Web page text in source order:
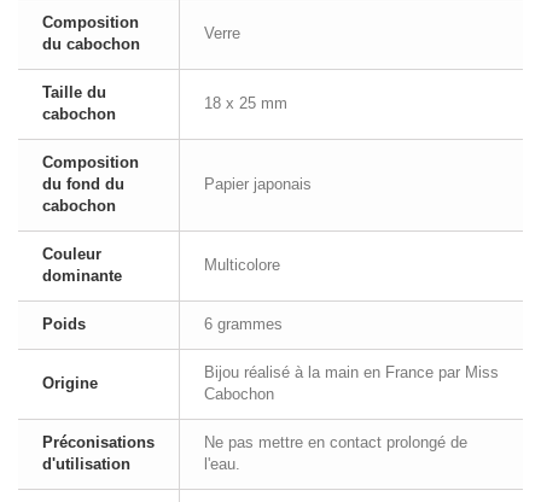
Composition
du cabochon
Verre
Taille du
cabochon
18 x 25 mm
Composition
du fond du
cabochon
Papier japonais
Couleur
dominante
Multicolore
Poids 6 grammes
Origine
Bijou réalisé à la main en France par Miss
Cabochon
Préconisations
d'utilisation
Ne pas mettre en contact prolongé de
l'eau.